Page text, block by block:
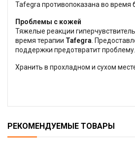
Tafegra противопоказана во время
Проблемы с кожей
Тяжелые реакции
время терапии Tafegra .
поддержки предотвратит проблему.
Хранить в прохладном и сухом
РЕКОМЕНДУЕМЫЕ ТОВАРЫ